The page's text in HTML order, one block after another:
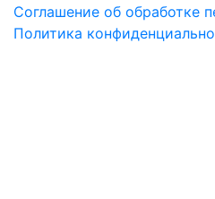
Соглашение об обработке
Политика